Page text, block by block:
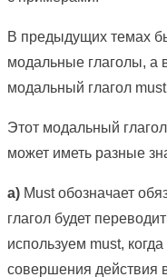
В предыдущих темах
модальные глаголы, а
модальный глагол
Этот модальный
может иметь разные
a) Must обозначает
глагол будет
используем must,
совершения действия